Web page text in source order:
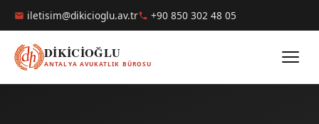
iletisim@dikicioglu.av.tr +90 850 302 48 05
DİKİCİOĞLU
ANTALYA AVUKATLIK BÜROSU